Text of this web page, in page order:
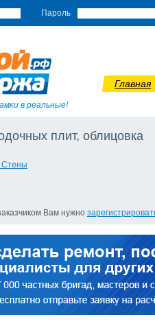
Пароль
в реальные!
Главная
плит, облицовка
Стены
Вам нужно